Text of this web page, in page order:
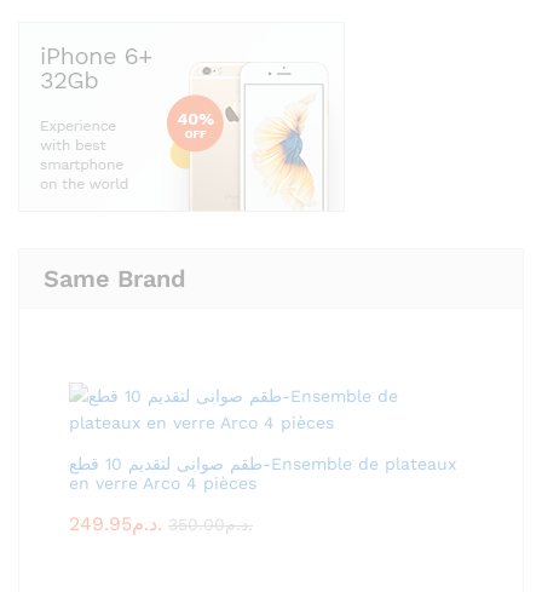
Same Brand
طقم صوانى لتقديم 10 قطع-Ensemble de plateaux
en verre Arco 4 pièces
249.95 د.م. 350.00 د.م.